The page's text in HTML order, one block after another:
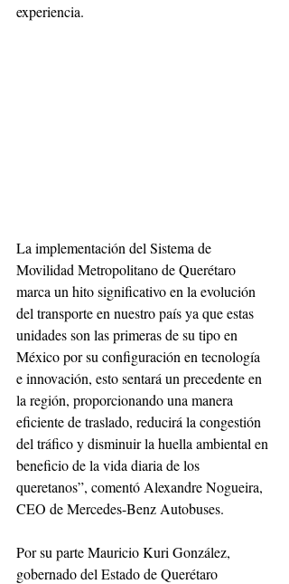
experiencia.
La implementación del Sistema de
Movilidad Metropolitano de Querétaro
marca un hito significativo en la evolución
del transporte en nuestro país ya que estas
unidades son las primeras de su tipo en
México por su configuración en tecnología
e innovación, esto sentará un precedente en
la región, proporcionando una manera
eficiente de traslado, reducirá la congestión
del tráfico y disminuir la huella ambiental en
beneficio de la vida diaria de los
queretanos”, comentó Alexandre Nogueira,
CEO de Mercedes-Benz Autobuses.
Por su parte Mauricio Kuri González,
gobernado del Estado de Querétaro